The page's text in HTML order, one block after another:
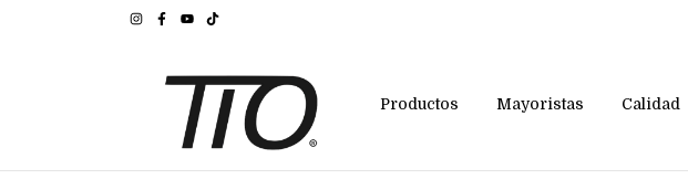
Productos Mayoristas Calidad